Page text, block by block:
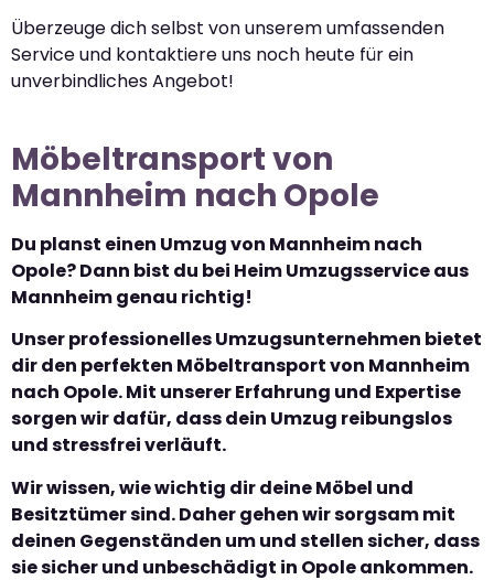
Überzeuge dich selbst von unserem umfassenden
Service und kontaktiere uns noch heute für ein
unverbindliches Angebot!
Möbeltransport von
Mannheim nach Opole
Du planst einen Umzug von Mannheim nach
Opole? Dann bist du bei Heim Umzugsservice aus
Mannheim genau richtig!
Unser professionelles Umzugsunternehmen bietet
dir den perfekten Möbeltransport von Mannheim
nach Opole. Mit unserer Erfahrung und Expertise
sorgen wir dafür, dass dein Umzug reibungslos
und stressfrei verläuft.
Wir wissen, wie wichtig dir deine Möbel und
Besitztümer sind. Daher gehen wir sorgsam mit
deinen Gegenständen um und stellen sicher, dass
sie sicher und unbeschädigt in Opole ankommen.